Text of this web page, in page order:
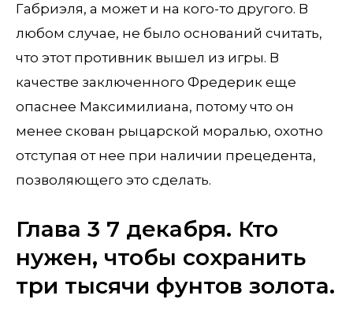
Габриэля, а может и на кого-то другого. В
любом случае, не было оснований считать,
что этот противник вышел из игры. В
качестве заключенного Фредерик еще
опаснее Максимилиана, потому что он
менее скован рыцарской моралью, охотно
отступая от нее при наличии прецедента,
позволяющего это сделать.
Глава 3 7 декабря. Кто
нужен, чтобы сохранить
три тысячи фунтов золота.